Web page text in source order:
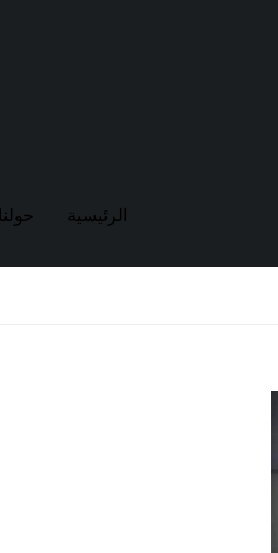
الرئيسية حولنا